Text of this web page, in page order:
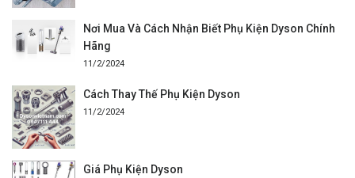
Nơi Mua Và Cách Nhận Biết Phụ Kiện Dyson Chính
Hãng
11/2/2024
Cách Thay Thế Phụ Kiện Dyson
11/2/2024
Giá Phụ Kiện Dyson